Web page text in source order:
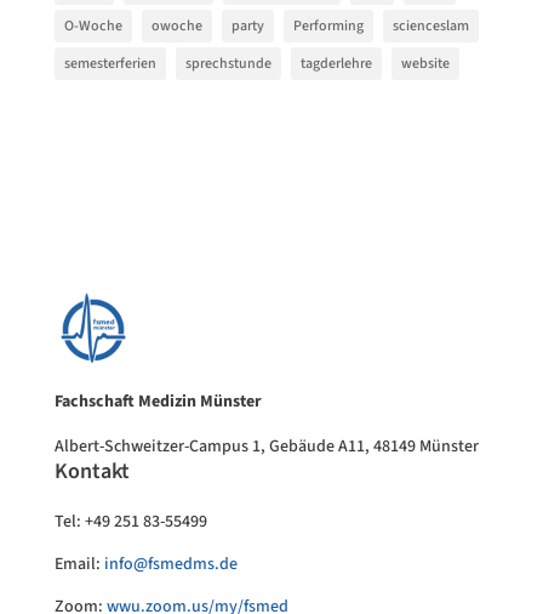
O-Woche
owoche party Performing
scienceslam
semesterferien
sprechstunde tagderlehre website
Fachschaft Medizin Münster
Albert-Schweitzer-Campus 1, Gebäude A11, 48149 Münster
Kontakt
Tel: +49 251 83-55499
Email: info@fsmedms.de
Zoom: wwu.zoom.us/my/fsmed